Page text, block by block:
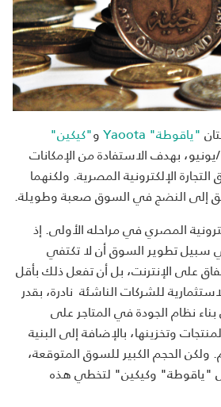
"ياقوطة" Yaoota و"كيكين"
بهدف الاستفادة من الإمكانات
الإلكترونية المصرية. ولكنهما
إلى النضج في السوق صعبة وطويلة.
المصري في مراحله الأولى. إذ
تطوير السوق أن لا تكتفي
على الإنترنت، بل أن تفعل ذلك بأقل
للشركات الناشئة نادرة، بقدر
نظام الجودة في المتاجر على
وتخزينها، بالإضافة إلى البنية
ولكن الحجم الكبير للسوق المتوقعة،
"ياقوطة" وكيكين" لتخطي هذه